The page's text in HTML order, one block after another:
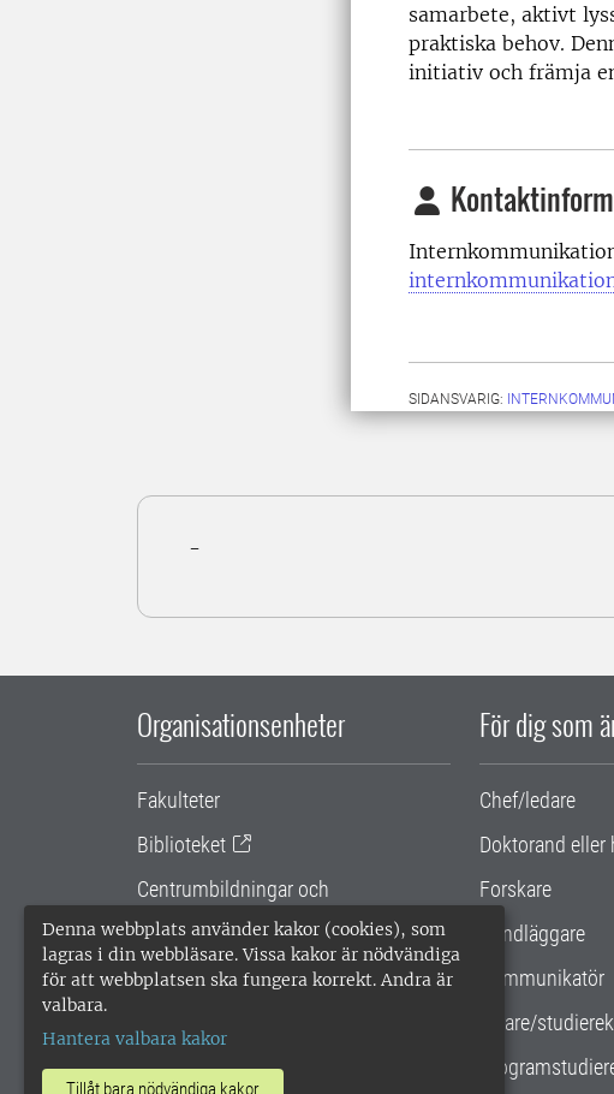
Denna webbplats använder kakor (cookies), som
lagras i din webbläsare. Vissa kakor är nödvändiga
för att webbplatsen ska fungera korrekt. Andra är
valbara.
Hantera valbara kakor
Tillåt bara nödvändiga kakor
samarbete, aktivt
praktiska behov.
initiativ och främja
SIDANSVARIG:
-
Organisationsenheter
Fakulteter
Biblioteket
Centrumbildningar och
samarbetsprojekt
Gemensamma verksamhetsstödet
För dig som
Chef/ledare
Doktorand eller
Forskare
Handläggare
Kommunikatör
Lärare/